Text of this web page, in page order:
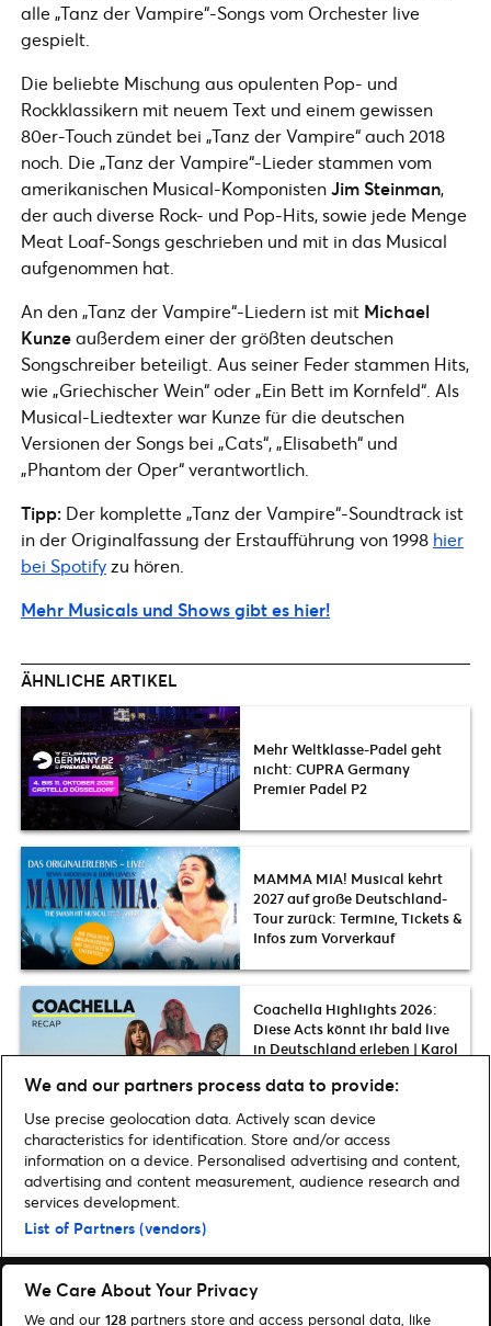
alle „Tanz der Vampire“-Songs vom Orchester live
gespielt.
Die beliebte Mischung aus opulenten Pop- und
Rockklassikern mit neuem Text und einem gewissen
80er-Touch zündet bei „Tanz der Vampire“ auch 2018
noch. Die „Tanz der Vampire“-Lieder stammen vom
amerikanischen Musical-KomponistenJim Steinman,
der auch diverse Rock- und Pop-Hits, sowie jede Menge
Meat Loaf-Songs geschrieben und mit in das Musical
aufgenommen hat.
An den „Tanz der Vampire“-Liedern ist mit Michael
Kunzeaußerdem einer der größten deutschen
Songschreiber beteiligt. Aus seiner Feder stammen Hits,
wie „Griechischer Wein“ oder „Ein Bett im Kornfeld“. Als
Musical-Liedtexter war Kunze für die deutschen
Versionen der Songs bei „Cats“, „Elisabeth“ und
„Phantom der Oper“ verantwortlich.
Tipp: Der komplette „Tanz der Vampire“-Soundtrack ist
in der Originalfassung der Erstaufführung von 1998 hier
bei Spotifyzu hören.
Mehr Musicals und Shows gibt es hier!
ÄHNLICHE ARTIKEL
Mehr Weltklasse-Padel geht
nicht: CUPRA Germany
Premier Padel P2
MAMMA MIA! Musical kehrt
2027 auf große Deutschland-
Tour zurück: Termine, Tickets &
Infos zum Vorverkauf
Coachella Highlights 2026:
Diese Acts könnt ihr bald live
in Deutschland erleben | Karol
twigs u.v.m.
Home Musicals & Shows
Oberhausen
We and our partners process data to provide:
Use precise geolocation data. Actively scan device
characteristics for identification. Store and/or access
information on a device. Personalised advertising and content,
advertising and content measurement, audience research and
services development.
List of Partners (vendors)
We Care About Your Privacy
We and our 128 partners store and access personal data, like